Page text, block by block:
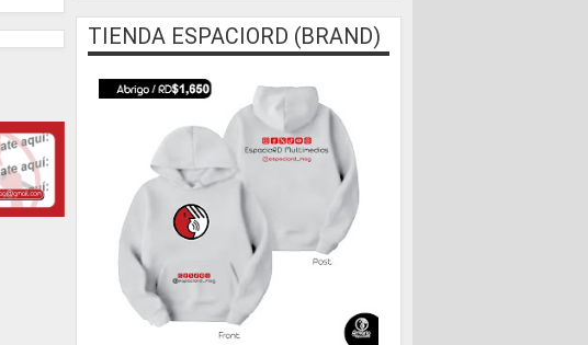
TIENDA ESPACIORD (BRAND)